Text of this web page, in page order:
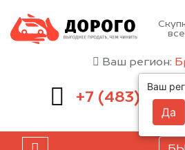
Ваш регион:
+7 (483)
Ваш
Да